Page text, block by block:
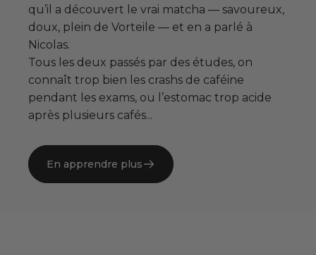
qu’il a découvert le vrai matcha — savoureux,
doux, plein de Vorteile — et en a parlé à
Nicolas.
Tous les deux passés par des études, on
connaît trop bien les crashs de caféine
pendant les exams, ou l’estomac trop acide
après plusieurs cafés...
En apprendre plus